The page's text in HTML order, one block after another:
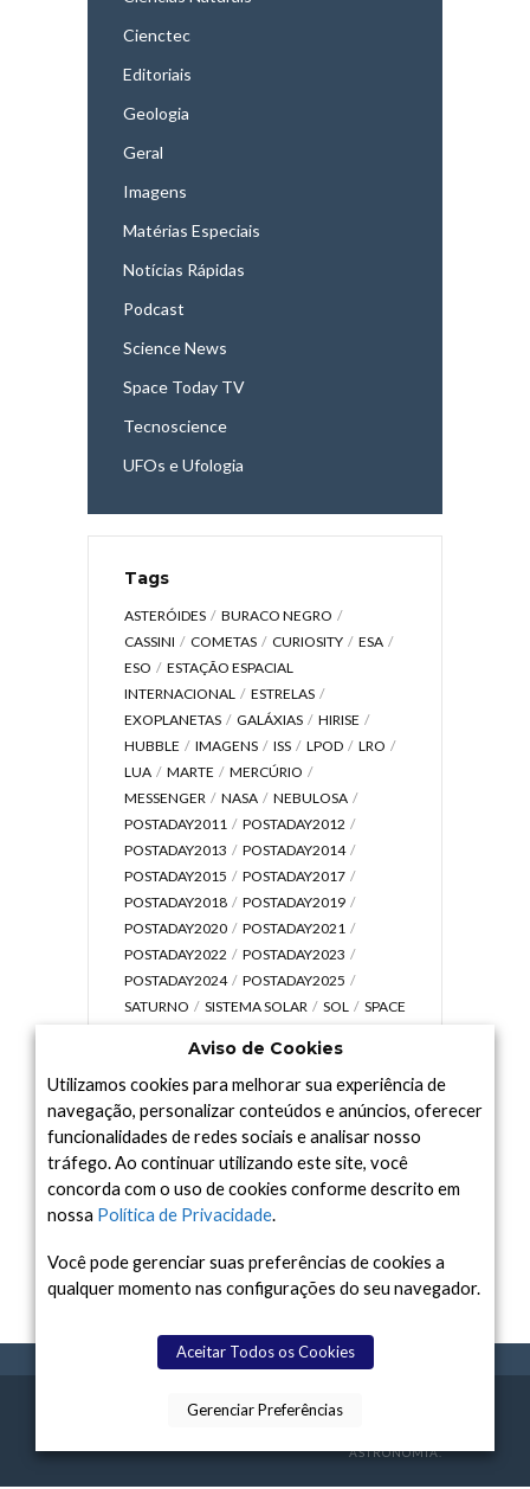
Cienctec
Editoriais
Geologia
Geral
Imagens
Matérias Especiais
Notícias Rápidas
Podcast
Science News
Space Today TV
Tecnoscience
UFOs e Ufologia
Tags
ASTERÓIDES
BURACO NEGRO
CASSINI
COMETAS CURIOSITY
ESA
ESO
ESTAÇÃO ESPACIAL
INTERNACIONAL
ESTRELAS
EXOPLANETAS
GALÁXIAS
HIRISE
HUBBLE
IMAGENS ISS LPOD
LRO
LUA
MARTE
MERCÚRIO
MESSENGER
NASA
NEBULOSA
POSTADAY2011
POSTADAY2012
POSTADAY2013
POSTADAY2014
POSTADAY2015
POSTADAY2017
POSTADAY2018
POSTADAY2019
POSTADAY2020
POSTADAY2021
POSTADAY2022
POSTADAY2023
POSTADAY2024
POSTADAY2025
SATURNO
SISTEMA SOLAR SOL
SPACE
UNIVERSO
VÍDEO
Arquivo
Arquivo
TERMOS CONTATO SPACE TODAY
ASTRONOMIA.
Aviso de Cookies
Utilizamos cookies para melhorar sua experiência de
navegação, personalizar conteúdos e anúncios, oferecer
funcionalidades de redes sociais e analisar nosso
tráfego. Ao continuar utilizando este site, você
concorda com o uso de cookies conforme descrito em
nossa Política de Privacidade.
Você pode gerenciar suas preferências de cookies a
qualquer momento nas configurações do seu navegador.
Aceitar Todos os Cookies
Gerenciar Preferências